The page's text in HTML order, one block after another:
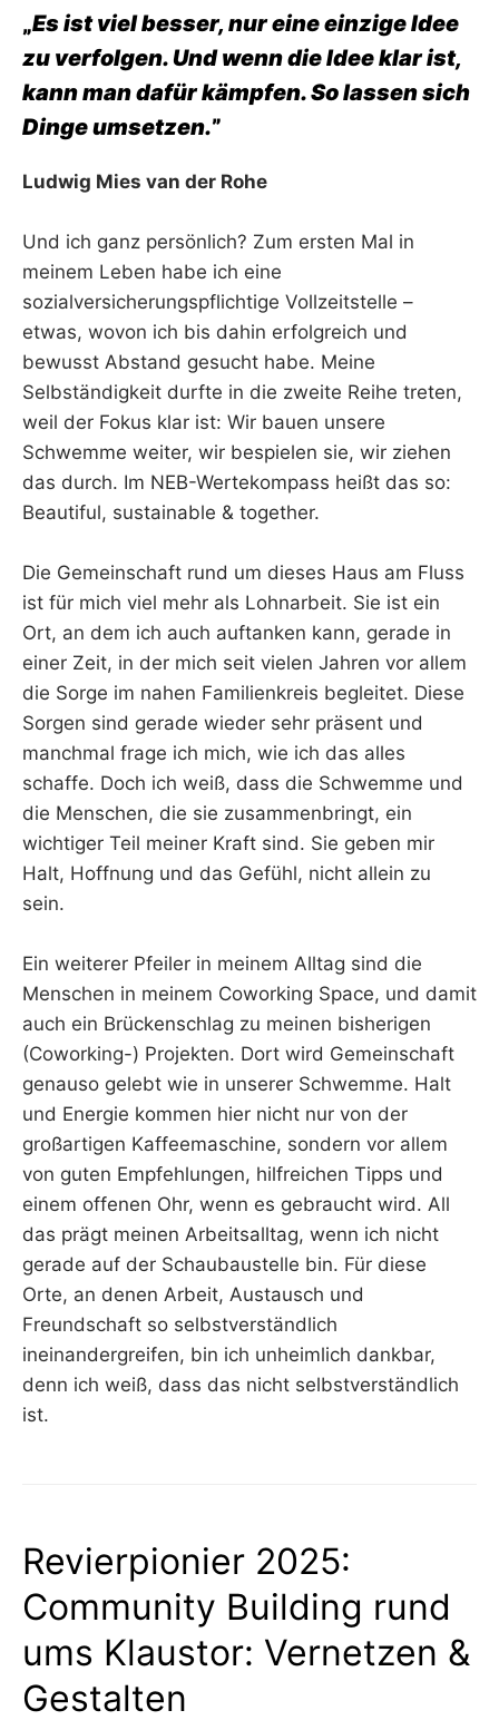
„Es ist viel besser, nur eine einzige Idee
zu verfolgen. Und wenn die Idee klar ist,
kann man dafür kämpfen. So lassen sich
Dinge umsetzen.”
Ludwig Mies van der Rohe
Und ich ganz persönlich? Zum ersten Mal in
meinem Leben habe ich eine
sozialversicherungspflichtige Vollzeitstelle –
etwas, wovon ich bis dahin erfolgreich und
bewusst Abstand gesucht habe. Meine
Selbständigkeit durfte in die zweite Reihe treten,
weil der Fokus klar ist: Wir bauen unsere
Schwemme weiter, wir bespielen sie, wir ziehen
das durch. Im NEB-Wertekompass heißt das so:
Beautiful, sustainable & together.
Die Gemeinschaft rund um dieses Haus am Fluss
ist für mich viel mehr als Lohnarbeit. Sie ist ein
Ort, an dem ich auch auftanken kann, gerade in
einer Zeit, in der mich seit vielen Jahren vor allem
die Sorge im nahen Familienkreis begleitet. Diese
Sorgen sind gerade wieder sehr präsent und
manchmal frage ich mich, wie ich das alles
schaffe. Doch ich weiß, dass die Schwemme und
die Menschen, die sie zusammenbringt, ein
wichtiger Teil meiner Kraft sind. Sie geben mir
Halt, Hoffnung und das Gefühl, nicht allein zu
sein.
Ein weiterer Pfeiler in meinem Alltag sind die
Menschen in meinem Coworking Space, und damit
auch ein Brückenschlag zu meinen bisherigen
(Coworking-) Projekten. Dort wird Gemeinschaft
genauso gelebt wie in unserer Schwemme. Halt
und Energie kommen hier nicht nur von der
großartigen Kaffeemaschine, sondern vor allem
von guten Empfehlungen, hilfreichen Tipps und
einem offenen Ohr, wenn es gebraucht wird. All
das prägt meinen Arbeitsalltag, wenn ich nicht
gerade auf der Schaubaustelle bin. Für diese
Orte, an denen Arbeit, Austausch und
Freundschaft so selbstverständlich
ineinandergreifen, bin ich unheimlich dankbar,
denn ich weiß, dass das nicht selbstverständlich
ist.
Revierpionier 2025:
Community Building rund
ums Klaustor: Vernetzen &
Gestalten